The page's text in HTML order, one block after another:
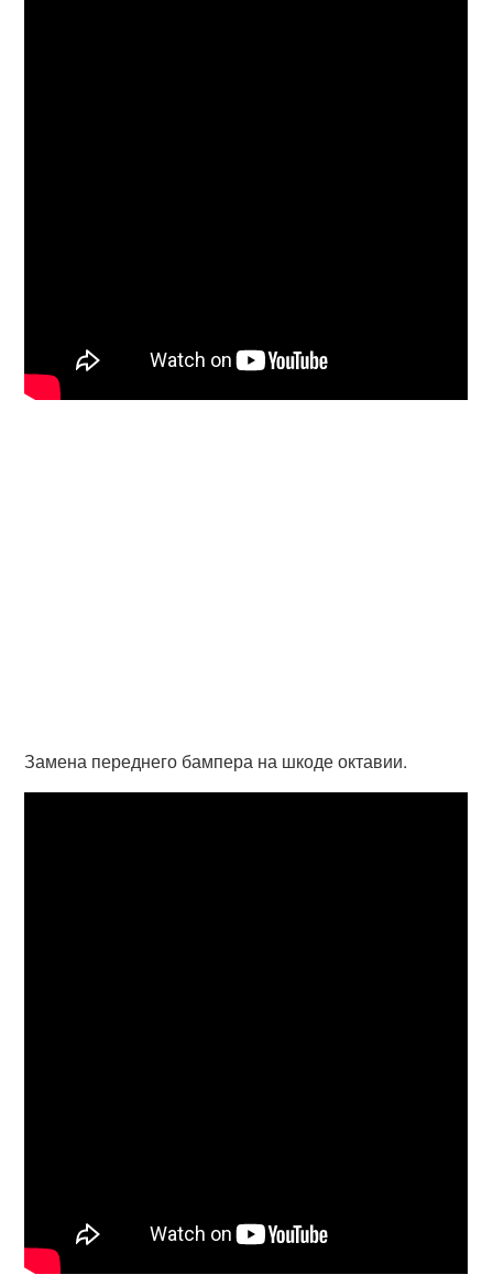
Замена переднего бампера на шкоде октавии.